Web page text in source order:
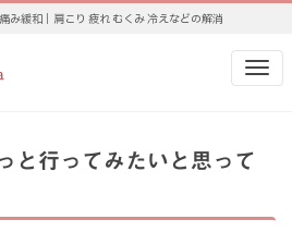
み緩和｜肩こり 疲れ むくみ 冷えなどの解消
と行ってみたいと思って